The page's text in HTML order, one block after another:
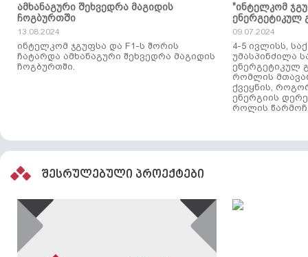
ამხანაგური შეხვედრა მაგიდის
ჩოგბურთში
13.08.2024
ინტელკომ ჯგუფსა და F1-ს შორის
ჩატარდა ამხანაგური შეხვედრა მაგიდის
ჩოგბურთში.
"ინტელკომ
ენერგეტიკულ
09.07.2024
4-5 ივლისს,
უმასპინძილა
ენერგეტიკულ
რომლის
ქვეყნის,
ენერგიის
როლის
შესრულებული პროექტები